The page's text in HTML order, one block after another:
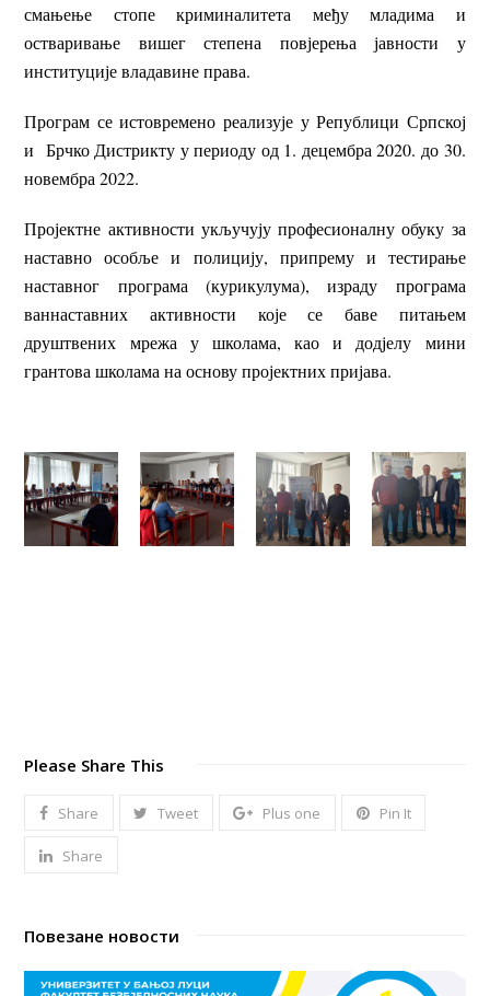
смањење стопе криминалитета међу младима и
остваривање вишег степена повјерења јавности у
институције владавине права.
Програм се истовремено реализује у Републици Српској
и Брчко Дистрикту у периоду од 1. децембра 2020. до 30.
новембра 2022.
Пројектне активности укључују професионалну обуку за
наставно особље и полицију, припрему и тестирање
наставног програма (курикулума), израду програма
ваннаставних активности које се баве питањем
друштвених мрежа у школама, као и додјелу мини
грантова школама на основу пројектних пријава.
Please Share This
Share Tweet Plus one Pin It
Share
Повезане новости